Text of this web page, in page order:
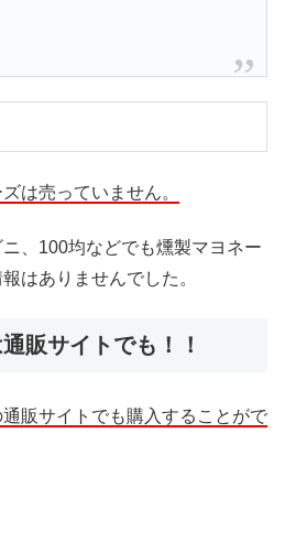
は売っていません。
、100均などでも燻製マヨネー
はありませんでした。
販サイトでも！！
販サイトでも購入することがで